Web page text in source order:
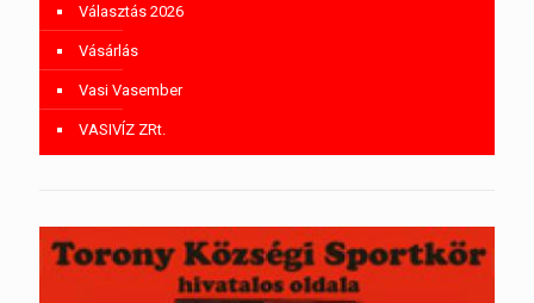
Választás 2026
Vásárlás
Vasi Vasember
VASIVÍZ ZRt.